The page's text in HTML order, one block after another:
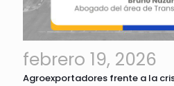
febrero 19, 2026
Agroexportadores frente a la